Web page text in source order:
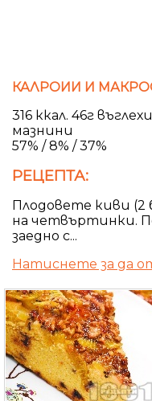
КАЛРОИИ И
316 ккал. 46г
мазнини
57% / 8% / 37%
РЕЦЕПТА:
Плодовете киви (2
на четвъртинки.
заедно с...
Натиснете за да